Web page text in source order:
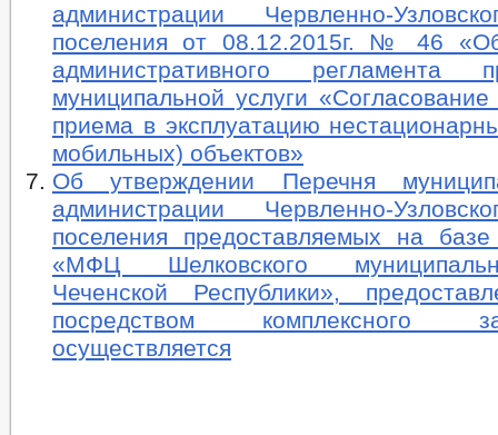
администрации Червленно-
поселения от 08.12.2015г. № 46
административного регламента
муниципальной услуги
приема в эксплуатацию
мобильных) объектов»
Об утверждении Перечня
администрации Червленно-
поселения предоставляемых на
«МФЦ Шелковского
Чеченской Республики»,
посредством комплексного
осуществляется